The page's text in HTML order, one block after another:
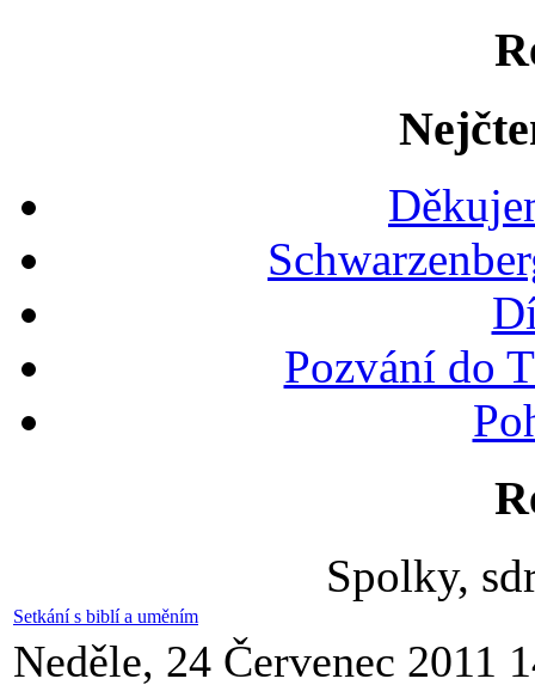
Pozvání do
Spolky,
Setkání s biblí a uměním
Neděle, 24 Červenec 2011